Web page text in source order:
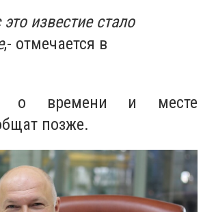
известие стало
,- отмечается в
о времени и месте
позже.